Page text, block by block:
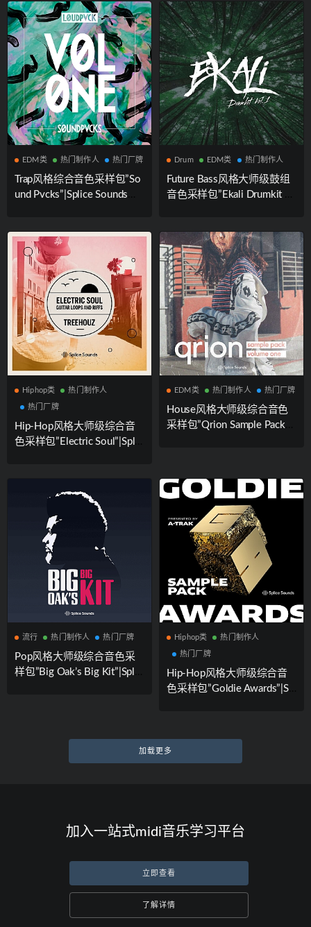
联合出品
Lab联合出品
EDM类 热门制作人 热门厂牌
Trap风格综合音色采样包”So
und Pvcks”|Splice Sounds厂
Drum EDM类 热门制作人
Future Bass风格大师级鼓组
音色采样包”Ekali Drumkit Vo
Hiphop类 热门制作人
热门厂牌
Hip-Hop风格大师级综合音
色采样包”Electric Soul”|Splic
EDM类 热门制作人 热门厂牌
House风格大师级综合音色
采样包”Qrion Sample Pack”|
流行 热门制作人 热门厂牌
Pop风格大师级综合音色采
样包”Big Oak’s Big Kit”|Splic
Hiphop类 热门制作人
热门厂牌
Hip-Hop风格大师级综合音
色采样包”Goldie Awards”|Sp
加载更多
加入一站式midi音乐学习平台
立即查看
了解详情